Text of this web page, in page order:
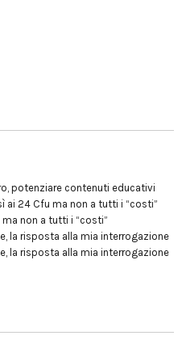
potenziare contenuti educativi
ai 24 Cfu ma non a tutti i “costi”
non a tutti i “costi”
la risposta alla mia interrogazione
la risposta alla mia interrogazione